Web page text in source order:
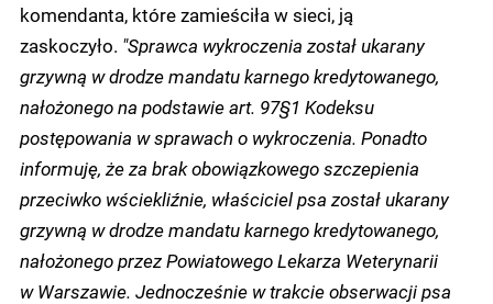
komendanta, które zamieściła w sieci, ją
zaskoczyło. "Sprawca wykroczenia został ukarany
grzywną w drodze mandatu karnego kredytowanego,
nałożonego na podstawie art. 97§1 Kodeksu
postępowania w sprawach o wykroczenia. Ponadto
informuję, że za brak obowiązkowego szczepienia
przeciwko wściekliźnie, właściciel psa został ukarany
grzywną w drodze mandatu karnego kredytowanego,
nałożonego przez Powiatowego Lekarza Weterynarii
w Warszawie. Jednocześnie w trakcie obserwacji psa